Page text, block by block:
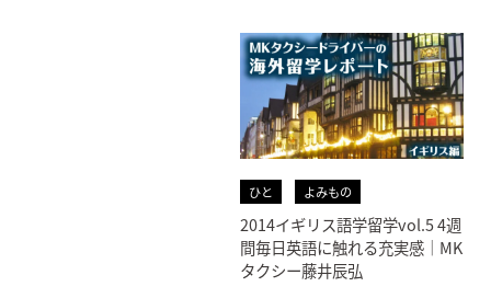
ひと よみもの
2014イギリス語学留学vol.5 4週
間毎日英語に触れる充実感｜MK
タクシー藤井辰弘